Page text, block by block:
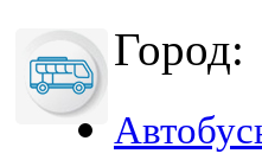
Город: